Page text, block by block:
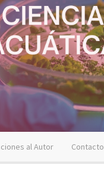
al Autor Contacto